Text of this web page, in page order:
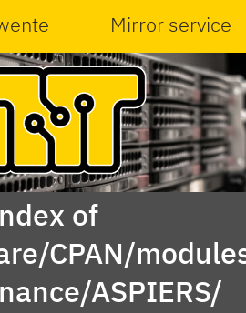
Mirror service
of
CPAN/
ASPIERS/